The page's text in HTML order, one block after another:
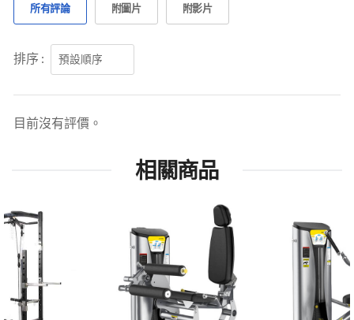
所有評論 附圖片 附影片
排序 :
目前沒有評價。
相關商品